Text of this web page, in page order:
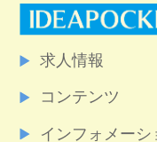
求人情報
コンテンツ
インフォメーシ